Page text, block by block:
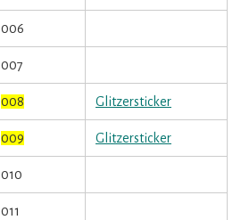
006
007
008 Glitzersticker
009 Glitzersticker
010
011